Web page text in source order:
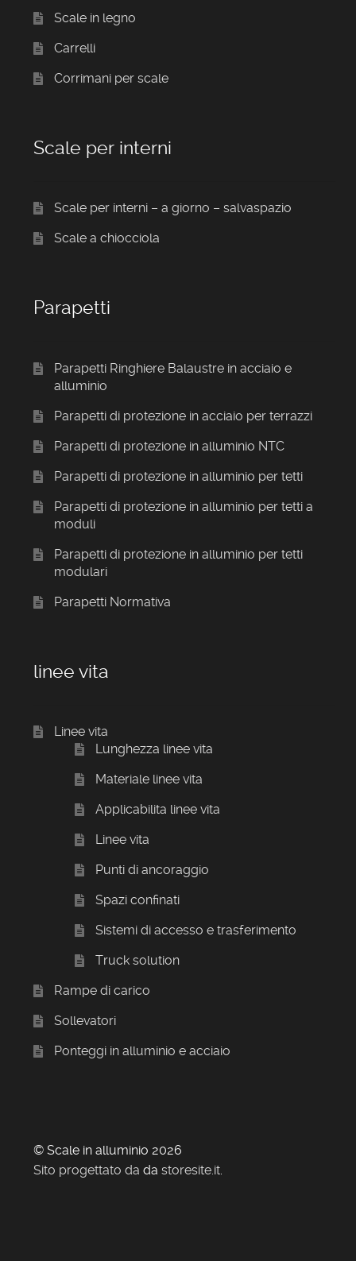
Scale in legno
Carrelli
Corrimani per scale
Scale per interni
Scale per interni – a giorno – salvaspazio
Scale a chiocciola
Parapetti
Parapetti Ringhiere Balaustre in acciaio e
alluminio
Parapetti di protezione in acciaio per terrazzi
Parapetti di protezione in alluminio NTC
Parapetti di protezione in alluminio per tetti
Parapetti di protezione in alluminio per tetti a
moduli
Parapetti di protezione in alluminio per tetti
modulari
Parapetti Normativa
linee vita
Linee vita
Lunghezza linee vita
Materiale linee vita
Applicabilita linee vita
Linee vita
Punti di ancoraggio
Spazi confinati
Sistemi di accesso e trasferimento
Truck solution
Rampe di carico
Sollevatori
Ponteggi in alluminio e acciaio
© Scale in alluminio 2026
Sito progettato da da storesite.it.